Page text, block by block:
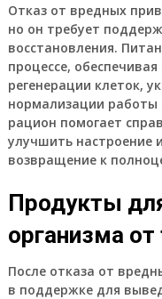
Отказ от вредных
но он требует
восстановления.
процессе,
регенерации клеток,
нормализации работы
рацион помогает
улучшить настроение
возвращение к
Продукты
организма от
После отказа от
в поддержке для